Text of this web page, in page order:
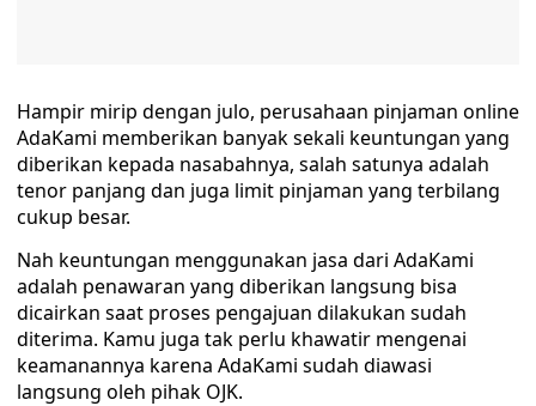
Hampir mirip dengan julo, perusahaan pinjaman online
AdaKami memberikan banyak sekali keuntungan yang
diberikan kepada nasabahnya, salah satunya adalah
tenor panjang dan juga limit pinjaman yang terbilang
cukup besar.
Nah keuntungan menggunakan jasa dari AdaKami
adalah penawaran yang diberikan langsung bisa
dicairkan saat proses pengajuan dilakukan sudah
diterima. Kamu juga tak perlu khawatir mengenai
keamanannya karena AdaKami sudah diawasi
langsung oleh pihak OJK.